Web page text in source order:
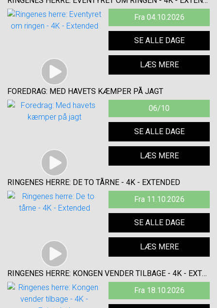
Fra 04.10.2026
SE ALLE DAGE
LÆS MERE
FOREDRAG: MED HAVETS KÆMPER PÅ JAGT
06/10
SE ALLE DAGE
LÆS MERE
RINGENES HERRE: DE TO TÅRNE - 4K - EXTENDED
Fra 11.10.2026
SE ALLE DAGE
LÆS MERE
RINGENES HERRE: KONGEN VENDER TILBAGE - 4K - EXTENDED
Fra 18.10.2026